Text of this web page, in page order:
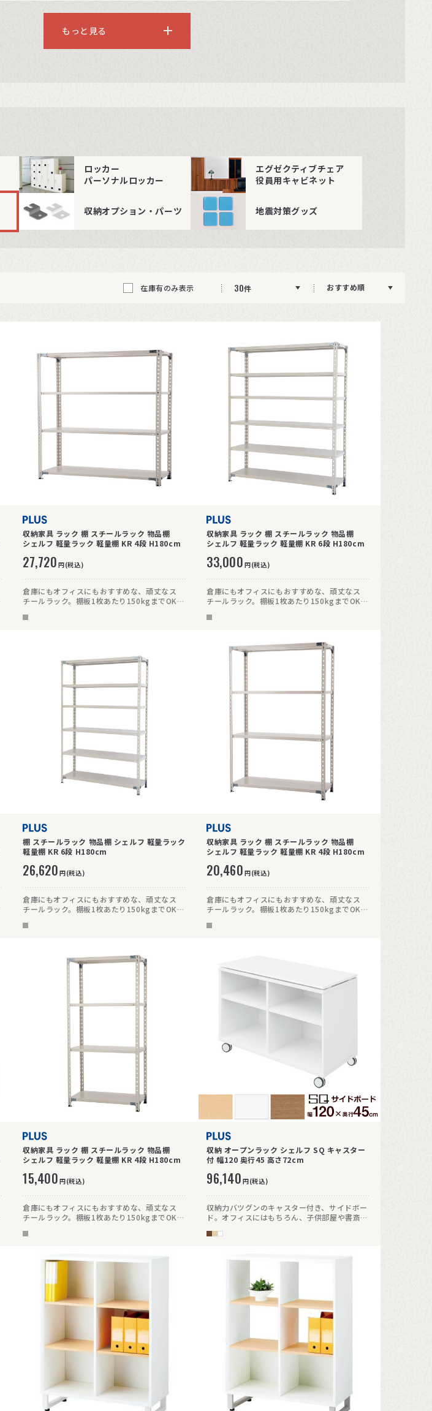
もっと見る
ロッカー
パーソナルロッカー
エグゼクティブチェア
役員用キャビネット
収納オプション・パーツ 地震対策グッズ
在庫有のみ表示 30件 おすすめ順
収納家具 ラック 棚 スチールラック 物品棚
シェルフ 軽量ラック 軽量棚 KR 4段 H180cm
27,720 円(税込)
倉庫にもオフィスにもおすすめな、頑丈なス
チールラック。棚板1枚あたり150kgまでOKで
収納家具 ラック 棚 スチールラック 物品棚
シェルフ 軽量ラック 軽量棚 KR 6段 H180cm
33,000 円(税込)
倉庫にもオフィスにもおすすめな、頑丈なス
チールラック。棚板1枚あたり150kgまでOKで
棚 スチールラック 物品棚 シェルフ 軽量ラック
軽量棚 KR 6段 H180cm
26,620 円(税込)
倉庫にもオフィスにもおすすめな、頑丈なス
チールラック。棚板1枚あたり150kgまでOKで
収納家具 ラック 棚 スチールラック 物品棚
シェルフ 軽量ラック 軽量棚 KR 4段 H180cm
20,460 円(税込)
倉庫にもオフィスにもおすすめな、頑丈なス
チールラック。棚板1枚あたり150kgまでOKで
収納家具 ラック 棚 スチールラック 物品棚
シェルフ 軽量ラック 軽量棚 KR 4段 H180cm
15,400 円(税込)
倉庫にもオフィスにもおすすめな、頑丈なス
チールラック。棚板1枚あたり150kgまでOKで
収納 オープンラック シェルフ SQ キャスター
付 幅120 奥行45 高さ72cm
96,140 円(税込)
収納力バツグンのキャスター付き、サイドボー
ド。オフィスにはもちろん、子供部屋や書斎に